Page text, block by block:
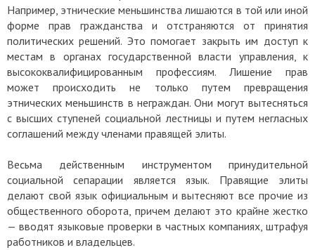
Например, этнические меньшинства лишаются в той или иной
форме прав гражданства и отстраняются от принятия
политических решений. Это помогает закрыть им доступ к
местам в органах государственной власти управления, к
высококвалифицированным профессиям. Лишение прав
может происходить не только путем превращения
этнических меньшинств в неграждан. Они могут вытесняться
с высших ступеней социальной лестницы и путем негласных
соглашений между членами правящей элиты.
Весьма действенным инструментом принудительной
социальной сепарации является язык. Правящие элиты
делают свой язык официальным и вытесняют все прочие из
общественного оборота, причем делают это крайне жестко
— вводят языковые проверки в частных компаниях, штрафуя
работников и владельцев.